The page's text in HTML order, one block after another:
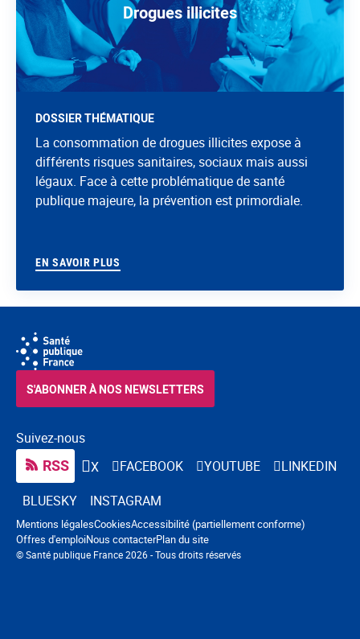
Drogues illicites
DOSSIER THÉMATIQUE
La consommation de drogues illicites expose à
différents risques sanitaires, sociaux mais aussi
légaux. Face à cette problématique de santé
publique majeure, la prévention est primordiale.
EN SAVOIR PLUS
Suivez-nous
RSS X FACEBOOK YOUTUBE
LINKEDIN
BLUESKY
INSTAGRAM
S'ABONNER À NOS NEWSLETTERS
© Santé publique France 2026 - Tous droits réservés
Navigation pied de page
Mentions légalesCookiesAccessibilité (partiellement conforme)
Offres d'emploiNous contacterPlan du site